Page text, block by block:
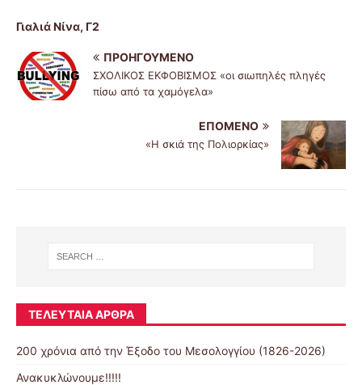
Γιαλιά Νίνα, Γ2
ΠΡΟΗΓΟΎΜΕΝΟ
ΣΧΟΛΙΚΟΣ ΕΚΦΟΒΙΣΜΟΣ «οι σιωπηλές πληγές
πίσω από τα χαμόγελα»
ΕΠΌΜΕΝΟ
«Η σκιά της Πολιορκίας»
ΤΕΛΕΥΤΑΊΑ ΆΡΘΡΑ
200 χρόνια από την Έξοδο του Μεσολογγίου (1826-2026)
Ανακυκλώνουμε!!!!!